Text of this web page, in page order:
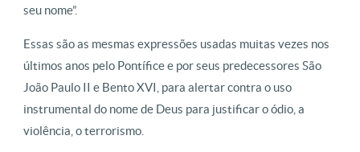
seu nome”.
Essas são as mesmas expressões usadas muitas vezes nos
últimos anos pelo Pontífice e por seus predecessores São
João Paulo II e Bento XVI, para alertar contra o uso
instrumental do nome de Deus para justificar o ódio, a
violência, o terrorismo.